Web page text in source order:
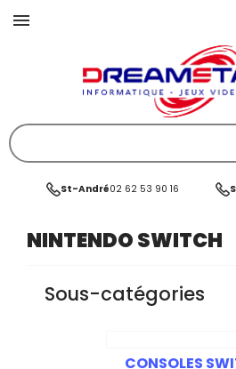
St-André02 62 53 90 16
NINTENDO SWITCH
Sous-catégories
CONSOLES